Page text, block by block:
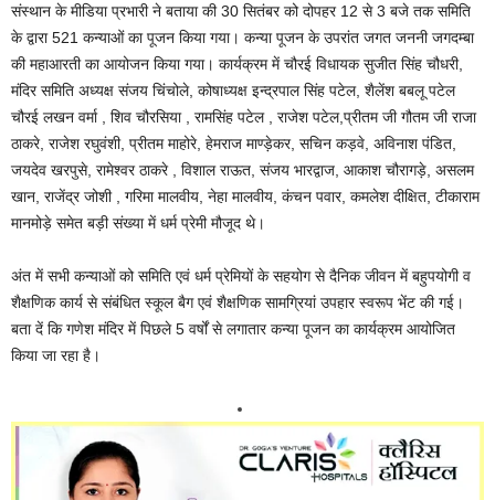
संस्थान के मीडिया प्रभारी ने बताया की 30 सितंबर को दोपहर 12 से 3 बजे तक समिति
के द्वारा 521 कन्याओं का पूजन किया गया। कन्या पूजन के उपरांत जगत जननी जगदम्बा
की महाआरती का आयोजन किया गया। कार्यक्रम में चौरई विधायक सुजीत सिंह चौधरी,
मंदिर समिति अध्यक्ष संजय चिंचोले, कोषाध्यक्ष इन्द्रपाल सिंह पटेल, शैलेंश बबलू पटेल
चौरई लखन वर्मा , शिव चौरसिया , रामसिंह पटेल , राजेश पटेल,प्रीतम जी गौतम जी राजा
ठाकरे, राजेश रघुवंशी, प्रीतम माहोरे, हेमराज माण्ड़ेकर, सचिन कड़वे, अविनाश पंडित,
जयदेव खरपुसे, रामेश्वर ठाकरे , विशाल राऊत, संजय भारद्वाज, आकाश चौरागड़े, असलम
खान, राजेंद्र जोशी , गरिमा मालवीय, नेहा मालवीय, कंचन पवार, कमलेश दीक्षित, टीकाराम
मानमोड़े समेत बड़ी संख्या में धर्म प्रेमी मौजूद थे।
अंत में सभी कन्याओं को समिति एवं धर्म प्रेमियों के सहयोग से दैनिक जीवन में बहुपयोगी व
शैक्षणिक कार्य से संबंधित स्कूल बैग एवं शैक्षणिक सामग्रियां उपहार स्वरूप भेंट की गई।
बता दें कि गणेश मंदिर में पिछले 5 वर्षों से लगातार कन्या पूजन का कार्यक्रम आयोजित
किया जा रहा है।